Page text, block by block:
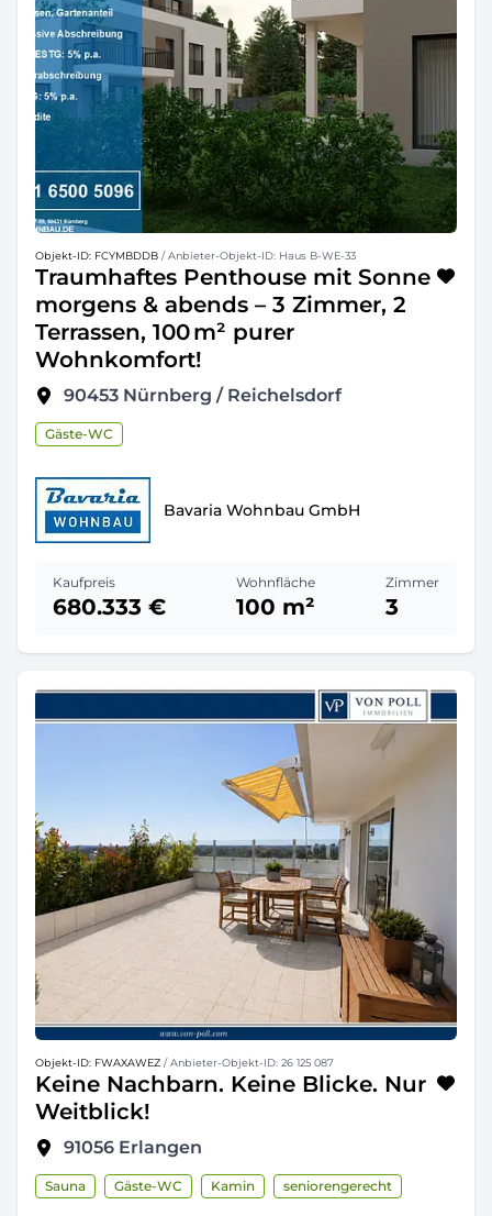
Objekt-ID: FCYMBDDB / Anbieter-Objekt-ID: Haus B-WE-33
Traumhaftes Penthouse mit Sonne
morgens & abends – 3 Zimmer, 2
Terrassen, 100 m² purer
Wohnkomfort!
90453 Nürnberg / Reichelsdorf
Gäste-WC
Bavaria Wohnbau GmbH
Kaufpreis
680.333 €
Wohnfläche
100 m²
Zimmer
3
Objekt-ID: FWAXAWEZ / Anbieter-Objekt-ID: 26 125 087
Keine Nachbarn. Keine Blicke. Nur
Weitblick!
91056 Erlangen
Sauna Gäste-WC Kamin seniorengerecht